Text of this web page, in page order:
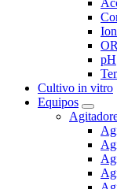
pH
Cultivo in vitro
Equipos